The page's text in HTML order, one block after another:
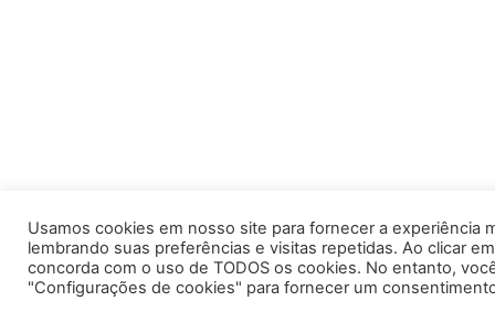
Usamos cookies em nosso site para fornecer a experiência
lembrando suas preferências e visitas repetidas. Ao clicar
concorda com o uso de TODOS os cookies. No entanto,
"Configurações de cookies" para fornecer um